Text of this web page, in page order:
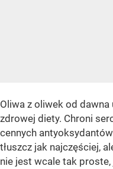
Oliwa z oliwek od
zdrowej diety. Chroni
cennych
tłuszcz jak najczęściej,
nie jest wcale tak